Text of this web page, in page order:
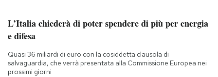
L’Italia chiederà di poter spendere di più per energia
e difesa
Quasi 36 miliardi di euro con la cosiddetta clausola di
salvaguardia, che verrà presentata alla Commissione Europea nei
prossimi giorni